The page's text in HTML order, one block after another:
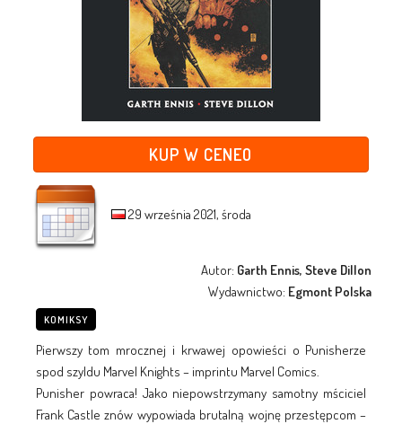
KUP W CENEO
29 września 2021, środa
Autor: Garth Ennis, Steve Dillon
Wydawnictwo: Egmont Polska
KOMIKSY
Pierwszy tom mrocznej i krwawej opowieści o Punisherze
spod szyldu Marvel Knights – imprintu Marvel Comics.
Punisher powraca! Jako niepowstrzymany samotny mściciel
Frank Castle znów wypowiada brutalną wojnę przestępcom –